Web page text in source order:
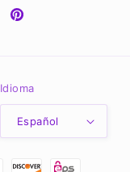
Pinterest
Idioma
Español